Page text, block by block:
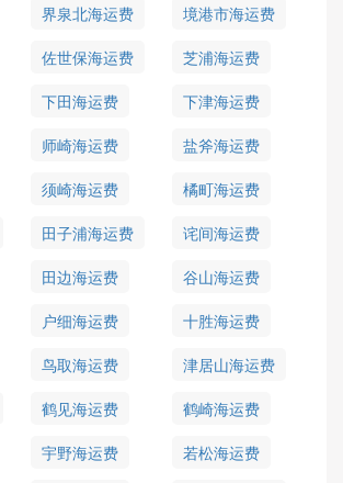
界泉北海运费
境港市海运费
佐世保海运费
芝浦海运费
下田海运费
下津海运费
师崎海运费
盐斧海运费
须崎海运费
橘町海运费
田子浦海运费
诧间海运费
田边海运费
谷山海运费
户细海运费
十胜海运费
鸟取海运费
津居山海运费
鹤见海运费
鹤崎海运费
宇野海运费
若松海运费